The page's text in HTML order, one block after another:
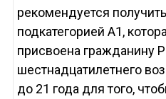
рекомендуется
подкатегорией А1,
присвоена гражданину
шестнадцатилетнего
до 21 года для того,